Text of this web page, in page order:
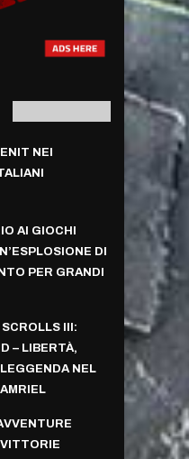
NEI
AI GIOCHI
DI
PER GRANDI
III:
– LIBERTÀ,
NEL